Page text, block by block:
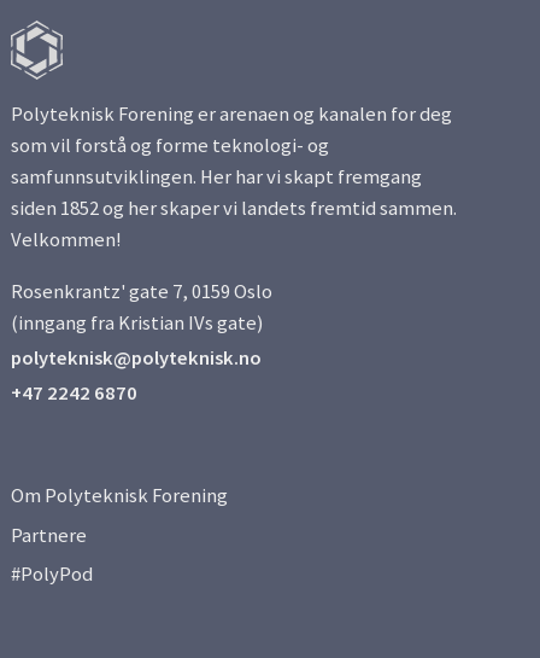
Side 4
Side 5
Side 7
Polyteknisk Forening er arenaen og kanalen for deg
som vil forstå og forme teknologi- og
samfunnsutviklingen. Her har vi skapt fremgang
siden 1852 og her skaper vi landets fremtid sammen.
Velkommen!
Rosenkrantz' gate 7, 0159 Oslo
(inngang fra Kristian IVs gate)
polyteknisk@polyteknisk.no
+47 2242 6870
Om Polyteknisk Forening
Partnere
#PolyPod